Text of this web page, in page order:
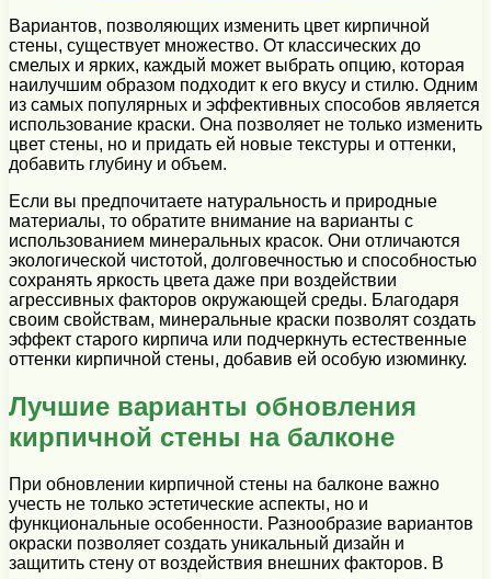
Вариантов, позволяющих изменить цвет кирпичной
стены, существует множество. От классических до
смелых и ярких, каждый может выбрать опцию, которая
наилучшим образом подходит к его вкусу и стилю. Одним
из самых популярных и эффективных способов является
использование краски. Она позволяет не только изменить
цвет стены, но и придать ей новые текстуры и оттенки,
добавить глубину и объем.
Если вы предпочитаете натуральность и природные
материалы, то обратите внимание на варианты с
использованием минеральных красок. Они отличаются
экологической чистотой, долговечностью и способностью
сохранять яркость цвета даже при воздействии
агрессивных факторов окружающей среды. Благодаря
своим свойствам, минеральные краски позволят создать
эффект старого кирпича или подчеркнуть естественные
оттенки кирпичной стены, добавив ей особую изюминку.
Лучшие варианты обновления
кирпичной стены на балконе
При обновлении кирпичной стены на балконе важно
учесть не только эстетические аспекты, но и
функциональные особенности. Разнообразие вариантов
окраски позволяет создать уникальный дизайн и
защитить стену от воздействия внешних факторов. В